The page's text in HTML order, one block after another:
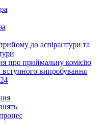
до аспірантури та
про приймальну комісію
випробування